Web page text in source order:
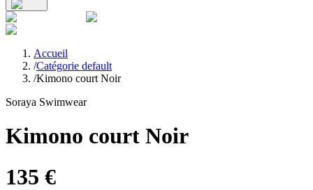
Accueil
/Catégorie default
/Kimono court Noir
Soraya Swimwear
Kimono court Noir
135 €